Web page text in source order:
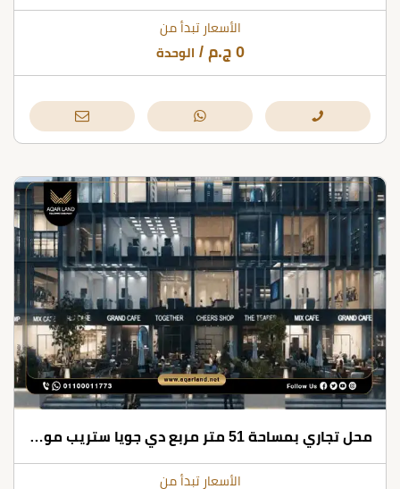
الأسعار تبدأ من
0 ج.م / الوحدة
محل تجاري بمساحة 51 متر مربع دي جويا ستريب مول العاصمة الإدارية
الأسعار تبدأ من